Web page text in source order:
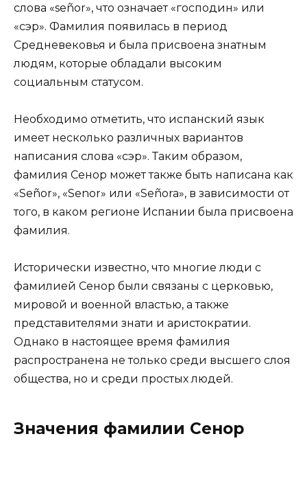
слова «señor», что означает «господин» или
«сэр». Фамилия появилась в период
Средневековья и была присвоена знатным
людям, которые обладали высоким
социальным статусом.
Необходимо отметить, что испанский язык
имеет несколько различных вариантов
написания слова «сэр». Таким образом,
фамилия Сенор может также быть написана как
«Señor», «Senor» или «Señora», в зависимости от
того, в каком регионе Испании была присвоена
фамилия.
Исторически известно, что многие люди с
фамилией Сенор были связаны с церковью,
мировой и военной властью, а также
представителями знати и аристократии.
Однако в настоящее время фамилия
распространена не только среди высшего слоя
общества, но и среди простых людей.
Значения фамилии Сенор